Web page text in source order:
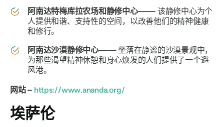
阿南达特梅库拉农场和静修中心—— 该静修中心为个
人提供和谐、支持性的空间，以改善他们的精神健康
和修行。
阿南达沙漠静修中心——坐落在静谧的沙漠景观中，
为那些渴望精神休憩和身心焕发的人们提供了一个避
风港。
网站 – https://www.ananda.org/
埃萨伦